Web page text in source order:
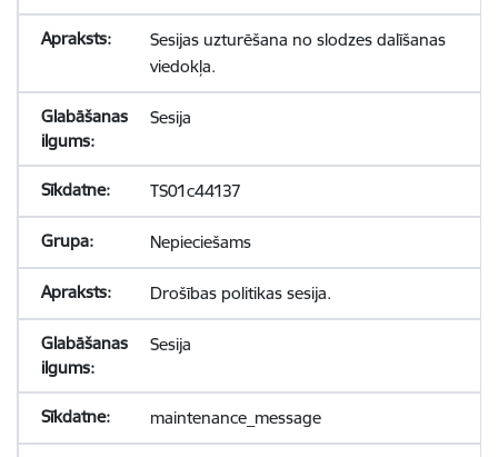
Sesijas uzturēšana no slodzes dalīšanas
viedokļa.
Sesija
TS01c44137
Nepieciešams
Drošības politikas sesija.
Sesija
maintenance_message